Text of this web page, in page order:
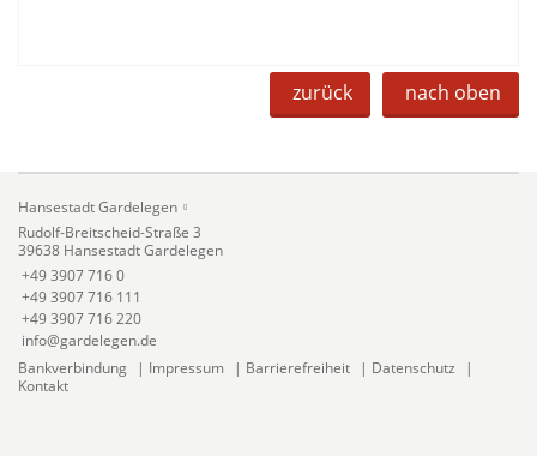
zurück nach oben
Hansestadt Gardelegen
Rudolf-Breitscheid-Straße 3
39638 Hansestadt Gardelegen
+49 3907 716 0
+49 3907 716 111
+49 3907 716 220
info@gardelegen.de
Bankverbindung
| Impressum | Barrierefreiheit | Datenschutz
|
Kontakt